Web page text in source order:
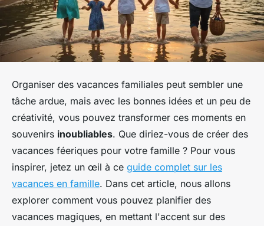
Organiser des vacances familiales peut sembler une
tâche ardue, mais avec les bonnes idées et un peu de
créativité, vous pouvez transformer ces moments en
souvenirs inoubliables. Que diriez-vous de créer des
vacances féeriques pour votre famille ? Pour vous
inspirer, jetez un œil à ce guide complet sur les
vacances en famille. Dans cet article, nous allons
explorer comment vous pouvez planifier des
vacances magiques, en mettant l'accent sur des